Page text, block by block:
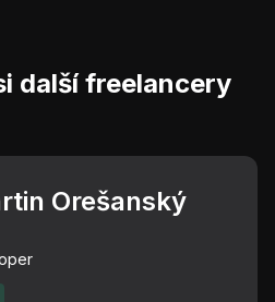
další freelancery
Orešanský